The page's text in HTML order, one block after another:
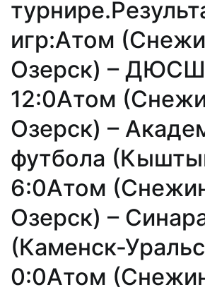
игр:Атом
Озерск) – ДЮСШ
12:0Атом
Озерск) –
футбола
6:0Атом
Озерск) –
(Каменск-
0:0Атом